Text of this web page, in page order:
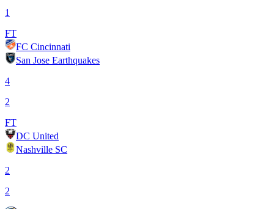
1
FT
FC Cincinnati
San Jose Earthquakes
4
2
FT
DC United
Nashville SC
2
2